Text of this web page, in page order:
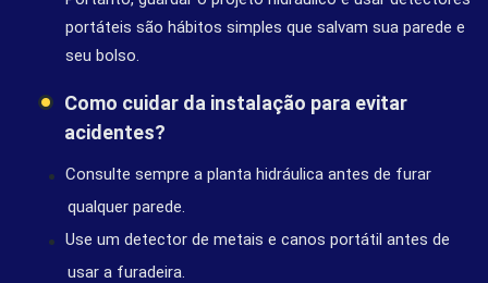
portáteis são hábitos simples que salvam sua parede e
seu bolso.
Como cuidar da instalação para evitar
acidentes?
Consulte sempre a planta hidráulica antes de furar
qualquer parede.
Use um detector de metais e canos portátil antes de
usar a furadeira.